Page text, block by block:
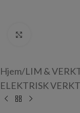
Hjem/LIM &
ELEKTRISK